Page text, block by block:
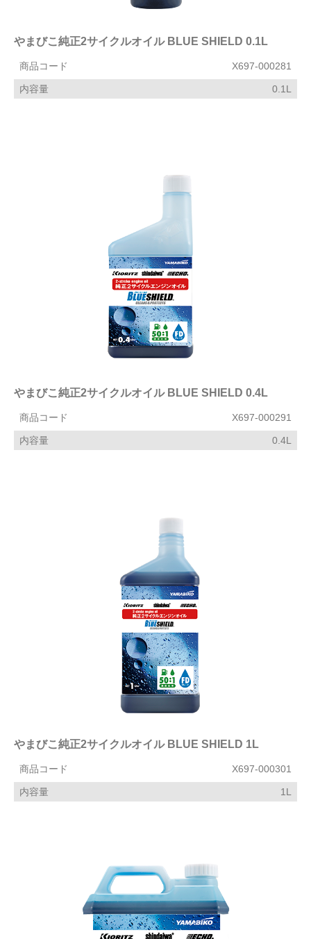
やまびこ純正2サイクルオイル BLUE SHIELD 0.1L
商品コード X697-000281
内容量 0.1L
やまびこ純正2サイクルオイル BLUE SHIELD 0.4L
商品コード X697-000291
内容量 0.4L
やまびこ純正2サイクルオイル BLUE SHIELD 1L
商品コード X697-000301
内容量 1L